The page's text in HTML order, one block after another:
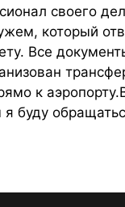
своего
который
Все
к
буду